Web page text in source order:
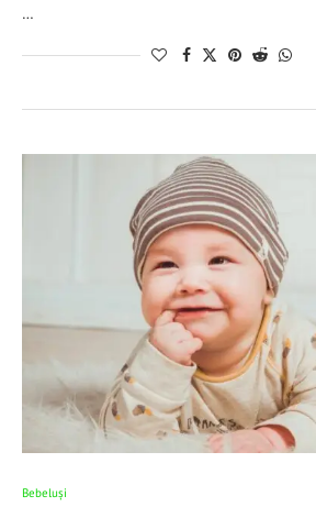
…
Bebeluşi